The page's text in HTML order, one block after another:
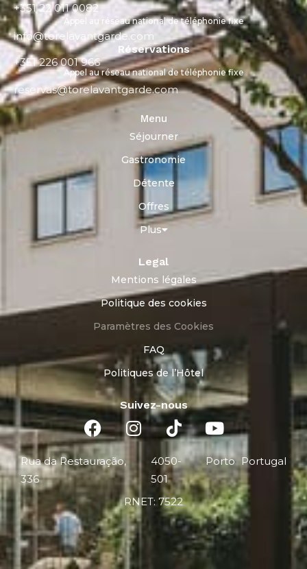
+351 22 011 0082
Appel au réseau national de téléphonie fixe
info@torelavantgarde.com
Réservations
+351 226 001 966
Appel au réseau national de téléphonie fixe
reservas@torelavantgarde.com
Menu
Séjourner
Gastronomie
Détente
Offres
Plus
Legal
Mentions légales
Politique des cookies
Paramètres des Cookies
FAQ
Politiques de l’Hôtel
Suivez-nous
Rua da Restauração,
336
4050-
501
Porto Portugal
RNET: 7522